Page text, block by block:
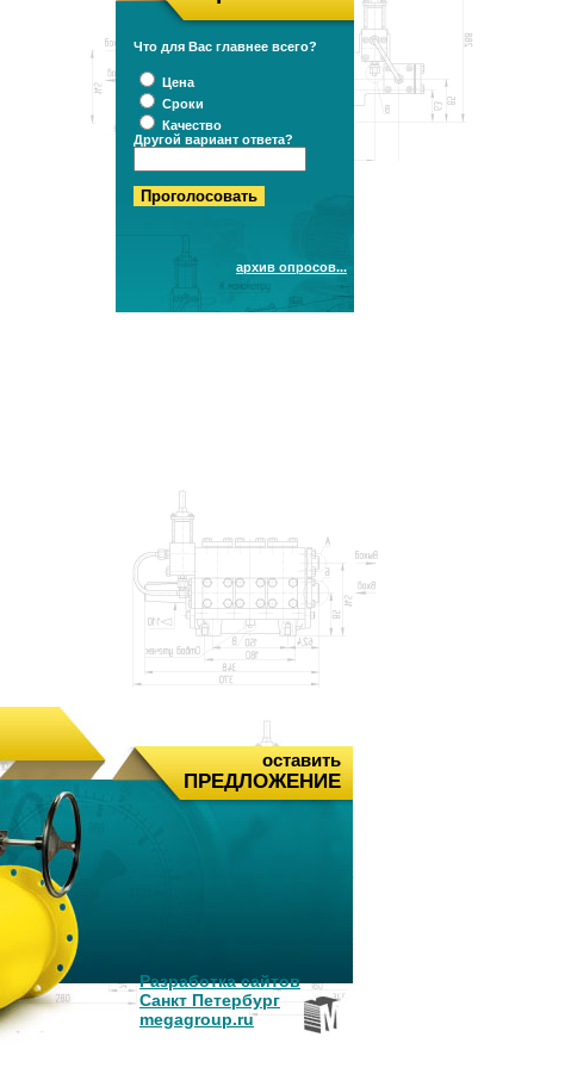
Что для Вас главнее всего?
Цена
Сроки
Качество
Другой вариант ответа?
архив опросов...
Разработка сайтов
Санкт Петербург
megagroup.ru
оставить
ПРЕДЛОЖЕНИЕ